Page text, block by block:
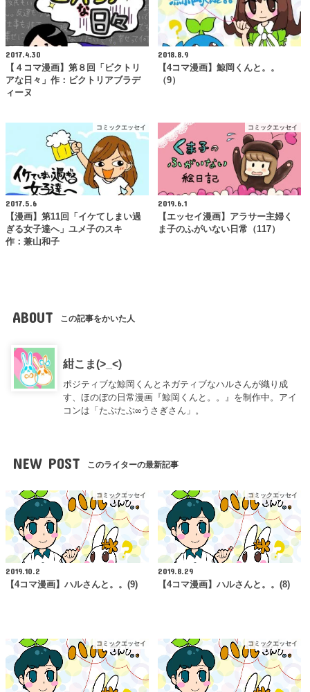
2017.4.30
【４コマ漫画】第８回「ビクトリ
アな日々」作：ビクトリアブラデ
ィーヌ
2018.8.9
【4コマ漫画】鯨岡くんと。。
（9）
コミックエッセイ
2017.5.6
【漫画】第11回「イケてしまい過
ぎる女子達へ」ユメ子のスキ
作：兼山和子
コミックエッセイ
2019.6.1
【エッセイ漫画】アラサー主婦く
ま子のふがいない日常（117）
ABOUT この記事をかいた人
紺こま(>_<)
ポジティブな鯨岡くんとネガティブなハルさんが織り成
す、ほのぼの日常漫画『鯨岡くんと。。』を制作中。アイ
コンは「たぷたぷ∞うさぎさん」。
NEW POST このライターの最新記事
コミックエッセイ
2019.10.2
【4コマ漫画】ハルさんと。。(9)
コミックエッセイ
2019.8.29
【4コマ漫画】ハルさんと。。(8)
コミックエッセイ コミックエッセイ